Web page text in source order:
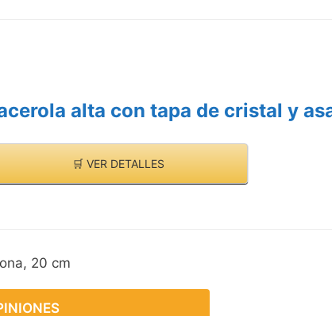
alta con tapa de cristal y
🛒 VER DETALLES
20 cm